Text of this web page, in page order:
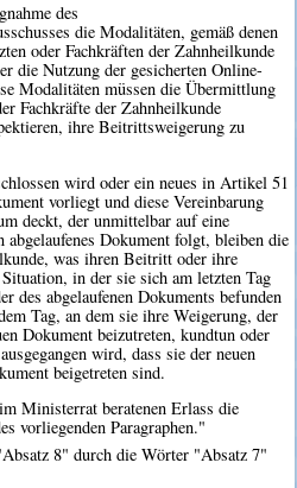
des
die Modalitäten, gemäß denen
oder Fachkräften der Zahnheilkunde
die Nutzung der gesicherten Online-
Modalitäten müssen die Übermittlung
Fachkräfte der Zahnheilkunde
ihre Beitrittsweigerung zu
wird oder ein neues in Artikel 51
vorliegt und diese Vereinbarung
deckt, der unmittelbar auf eine
abgelaufenes Dokument folgt, bleiben die
was ihren Beitritt oder ihre
in der sie sich am letzten Tag
des abgelaufenen Dokuments befunden
Tag, an dem sie ihre Weigerung, der
Dokument beizutreten, kundtun oder
wird, dass sie der neuen
beigetreten sind.
Ministerrat beratenen Erlass die
vorliegenden Paragraphen."
8" durch die Wörter "Absatz 7"